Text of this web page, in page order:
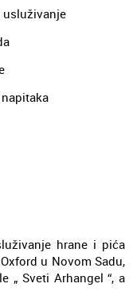
usluživanje
hrane i pića
u Novom Sadu,
„ Sveti Arhangel “, a